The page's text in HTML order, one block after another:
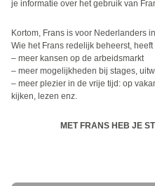
je informatie over het gebruik van
Kortom, Frans is voor Nederlanders
Wie het Frans redelijk beheerst, heeft
– meer kansen op de arbeidsmarkt
– meer mogelijkheden bij stages,
– meer plezier in de vrije tijd: op
kijken, lezen enz.
MET FRANS HEB JE